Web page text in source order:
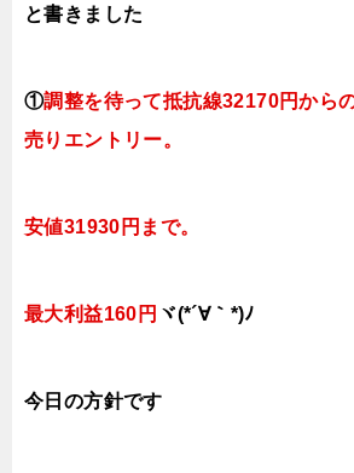
と書きました
①調整を待って抵抗線32170円から
売りエントリー。
安値31930円まで。
最大利益160円 ヾ(*´∀｀*)ﾉ
今日 の方針です